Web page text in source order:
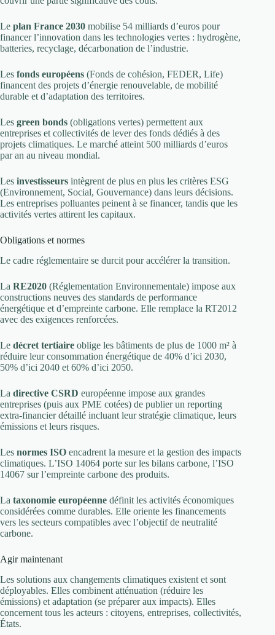
Le plan France 2030 mobilise 54 milliards d’euros pour
financer l’innovation dans les technologies vertes : hydrogène,
batteries, recyclage, décarbonation de l’industrie.
Les fonds européens (Fonds de cohésion, FEDER, Life)
financent des projets d’énergie renouvelable, de mobilité
durable et d’adaptation des territoires.
Les green bonds (obligations vertes) permettent aux
entreprises et collectivités de lever des fonds dédiés à des
projets climatiques. Le marché atteint 500 milliards d’euros
par an au niveau mondial.
Les investisseurs intègrent de plus en plus les critères ESG
(Environnement, Social, Gouvernance) dans leurs décisions.
Les entreprises polluantes peinent à se financer, tandis que les
activités vertes attirent les capitaux.
Obligations et normes
Le cadre réglementaire se durcit pour accélérer la transition.
La RE2020 (Réglementation Environnementale) impose aux
constructions neuves des standards de performance
énergétique et d’empreinte carbone. Elle remplace la RT2012
avec des exigences renforcées.
Le décret tertiaire oblige les bâtiments de plus de 1000 m² à
réduire leur consommation énergétique de 40% d’ici 2030,
50% d’ici 2040 et 60% d’ici 2050.
La directive CSRD européenne impose aux grandes
entreprises (puis aux PME cotées) de publier un reporting
extra-financier détaillé incluant leur stratégie climatique, leurs
émissions et leurs risques.
Les normes ISO encadrent la mesure et la gestion des impacts
climatiques. L’ISO 14064 porte sur les bilans carbone, l’ISO
14067 sur l’empreinte carbone des produits.
La taxonomie européenne définit les activités économiques
considérées comme durables. Elle oriente les financements
vers les secteurs compatibles avec l’objectif de neutralité
carbone.
Agir maintenant
Les solutions aux changements climatiques existent et sont
déployables. Elles combinent atténuation (réduire les
émissions) et adaptation (se préparer aux impacts). Elles
concernent tous les acteurs : citoyens, entreprises, collectivités,
États.